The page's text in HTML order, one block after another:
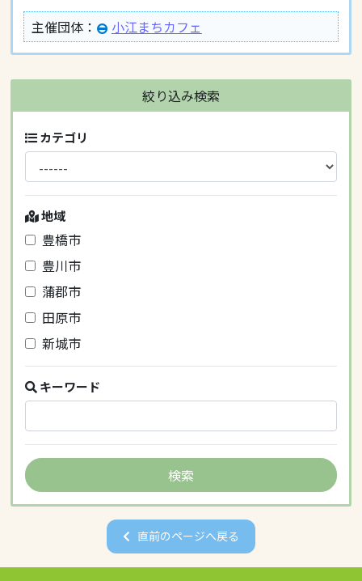
主催団体：
小江まちカフェ
絞り込み検索
カテゴリ
地域
豊橋市
豊川市
蒲郡市
田原市
新城市
キーワード
直前のページへ戻る